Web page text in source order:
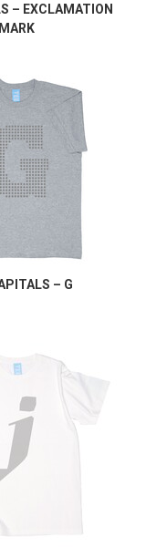
– EXCLAMATION
MARK
– G